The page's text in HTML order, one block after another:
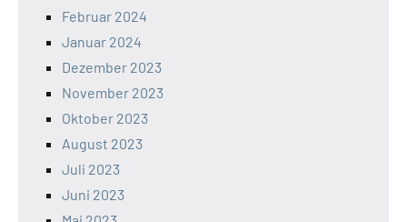
Februar 2024
Januar 2024
Dezember 2023
November 2023
Oktober 2023
August 2023
Juli 2023
Juni 2023